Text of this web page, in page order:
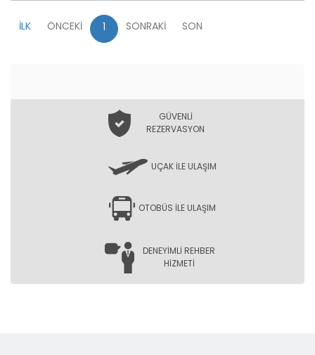
İLK ÖNCEKİ 1 SONRAKİ SON
GÜVENLİ
REZERVASYON
UÇAK İLE ULAŞIM
OTOBÜS İLE ULAŞIM
DENEYİMLİ REHBER
HİZMETİ